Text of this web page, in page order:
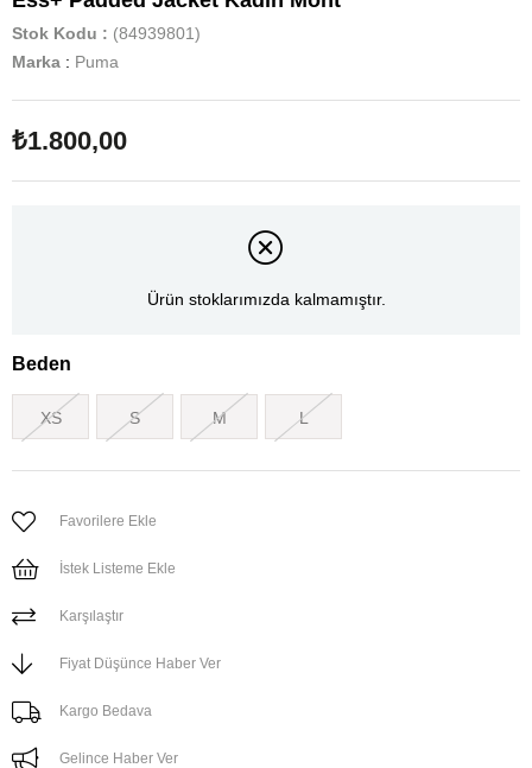
Stok Kodu
(84939801)
Marka : Puma
₺1.800,00
Ürün stoklarımızda kalmamıştır.
Beden
XS S M L
Favorilere Ekle
İstek Listeme Ekle
Karşılaştır
Fiyat Düşünce Haber Ver
Kargo Bedava
Gelince Haber Ver